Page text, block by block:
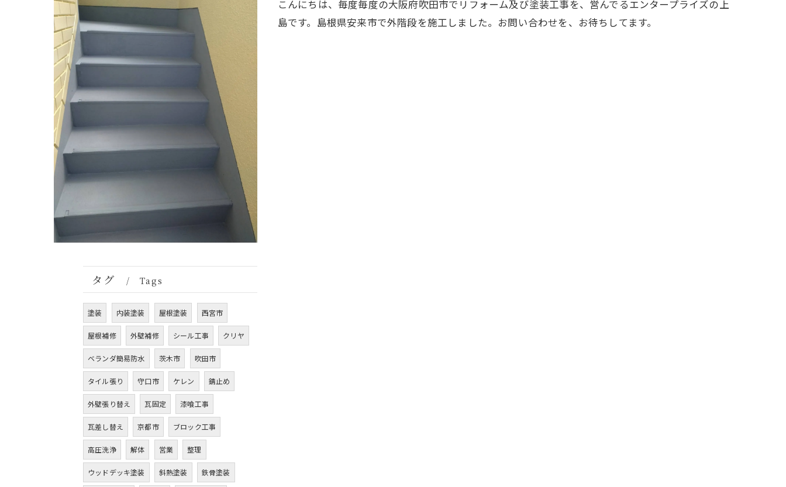
こんにちは、毎度毎度の大阪府吹田市でリフォーム及び塗装工事を、営んでるエンタープライズの上
島です。島根県安来市で外階段を施工しました。お問い合わせを、お待ちしてます。
タグ Tags
塗装 内装塗装 屋根塗装 西宮市
屋根補修 外壁補修 シール工事 クリヤ
ベランダ簡易防水 茨木市 吹田市
タイル張り 守口市 ケレン 錆止め
外壁張り替え 瓦固定 漆喰工事
瓦差し替え 京都市 ブロック工事
高圧洗浄 解体 営業 整理
ウッドデッキ塗装 斜熱塗装 鉄骨塗装